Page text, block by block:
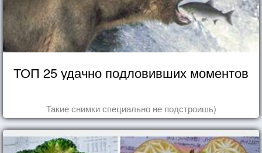
ТОП 25 удачно подловивших моментов
Такие снимки специально не подстроишь)